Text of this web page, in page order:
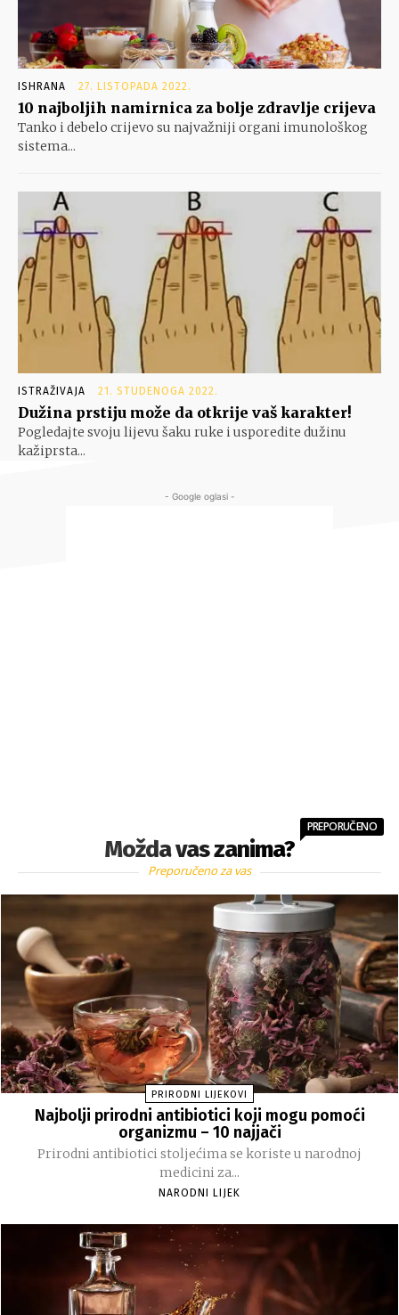
ISHRANA 27. LISTOPADA 2022.
10 najboljih namirnica za bolje zdravlje crijeva
Tanko i debelo crijevo su najvažniji organi imunološkog
sistema...
ISTRAŽIVAJA 21. STUDENOGA 2022.
Dužina prstiju može da otkrije vaš karakter!
Pogledajte svoju lijevu šaku ruke i usporedite dužinu
kažiprsta...
- Google oglasi -
Možda vas zanima?
PREPORUČENO
Preporučeno za vas
PRIRODNI LIJEKOVI
Najbolji prirodni antibiotici koji mogu pomoći
organizmu – 10 najjači
Prirodni antibiotici stoljećima se koriste u narodnoj
medicini za...
NARODNI LIJEK